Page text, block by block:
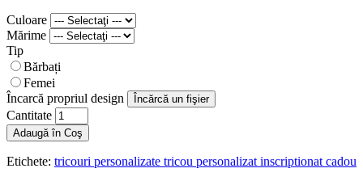
Culoare
Mărime
Tip
Bărbați
Femei
Încarcă propriul design
Încărcă un fişier
Cantitate
Adaugă în Coş
Etichete: tricouri personalizate tricou personalizat inscriptionat cadou